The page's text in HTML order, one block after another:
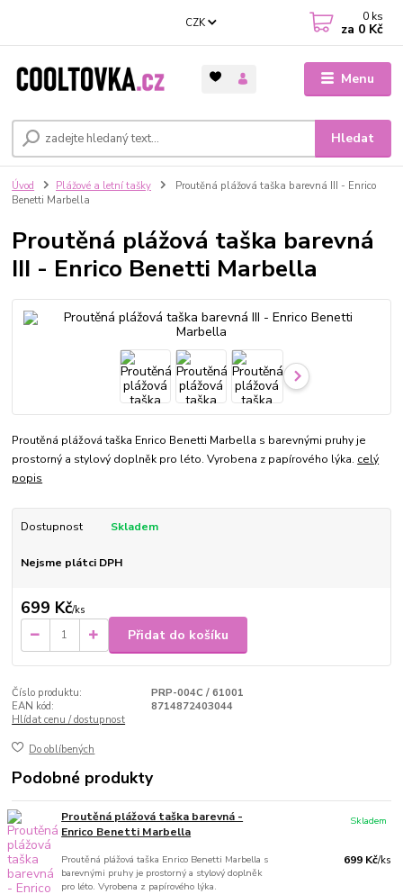
Menu
CZK
Hledat
0 ks
za 0 Kč
Úvod Plážové a letní tašky
Proutěná plážová taška barevná III - Enrico
Benetti Marbella
Proutěná plážová taška barevná
III - Enrico Benetti Marbella
Proutěná plážová taška Enrico Benetti Marbella s barevnými pruhy je
prostorný a stylový doplněk pro léto. Vyrobena z papírového lýka. celý
popis
Dostupnost Skladem
Nejsme plátci DPH
699 Kč/ks
Přidat do košíku
Číslo produktu:
PRP-004C / 61001
EAN kód:
8714872403044
Hlídat cenu / dostupnost
Do oblíbených
Podobné produkty
Proutěná plážová taška barevná -
Enrico Benetti Marbella
Proutěná plážová taška Enrico Benetti Marbella s
barevnými pruhy je prostorný a stylový doplněk
pro léto. Vyrobena z papírového lýka.
699 Kč/ks
Skladem